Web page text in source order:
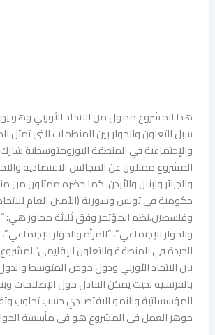
هذا المشروع ممول من الاتحاد الأوربي وهو
سبل التعاون والحوار بين المنظمات التي تمثل
والإجتماعية في المنطقة
المشروع ممثلون عن المجالس الاقتصادية
والجزائر ولبنان والأردن. كما حضره ممثلون من
حكومية في تونس وسورية (الأمين العام
وفلسطين.نظم المؤتمر وفق ثلاثة محاور هي:
والحوار الإجتماعي”، “المرأة والحوار
الجيدة في المنطقة والتعاون
بين الاتحاد الأوربي ودول حوض المتوسط
بالفرنسية بحيث يمكن التبادل حول الإصلاحات
المؤسساتية والنمو الاقتصادي حسب تجاوب
جوهر العمل في المشروع هو في مأسسة